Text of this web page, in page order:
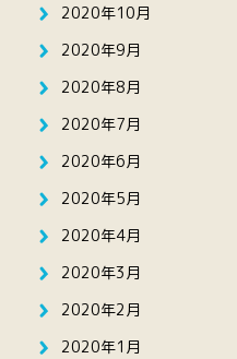
2020年10月
2020年9月
2020年8月
2020年7月
2020年6月
2020年5月
2020年4月
2020年3月
2020年2月
2020年1月